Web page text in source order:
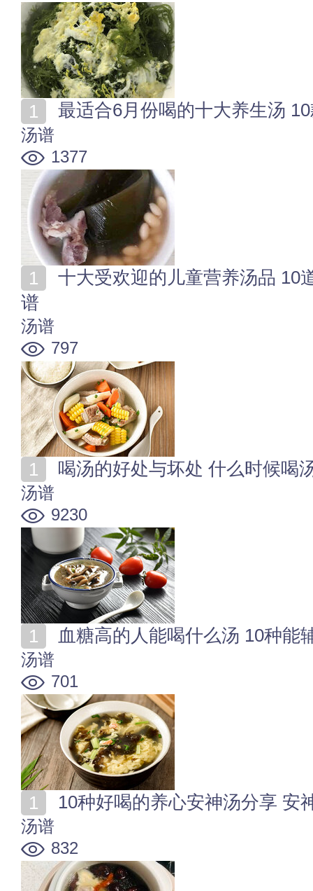
最适合6月份喝的十大养生汤
汤谱
1377
谱
汤谱
797
喝汤的好处与坏处 什么时候喝
汤谱
9230
血糖高的人能喝什么汤 10种能
汤谱
701
10种好喝的养心安神汤分享 安
汤谱
832